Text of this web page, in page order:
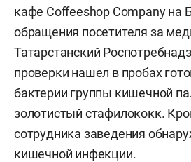
кафе Соffeeshop Company на
обращения посетителя за
Татарстанский
проверки нашел в пробах
бактерии группы кишечной
золотистый стафилококк.
сотрудника заведения
кишечной инфекции.